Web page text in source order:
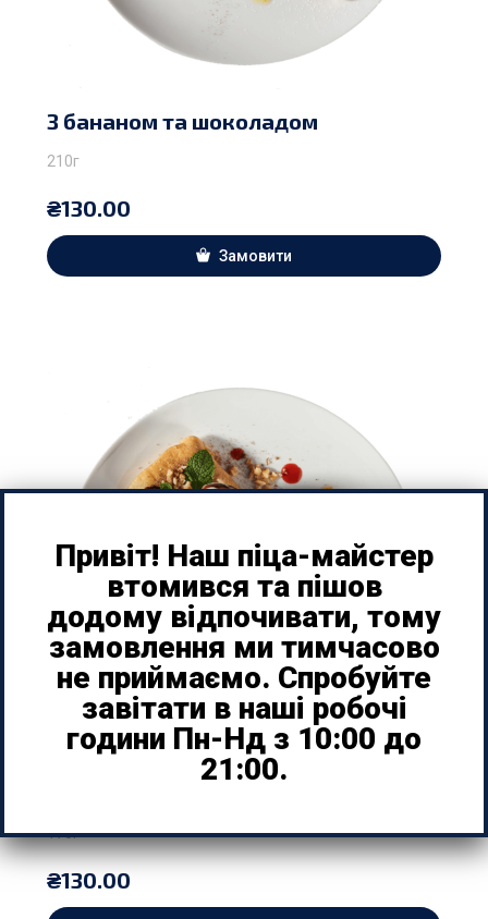
З бананом та шоколадом
210г
₴130.00
Замовити
170г
₴130.00
Привіт! Наш піца-майстер
втомився та пішов
додому відпочивати, тому
замовлення ми тимчасово
не приймаємо. Спробуйте
завітати в наші робочі
години Пн-Нд з 10:00 до
21:00.